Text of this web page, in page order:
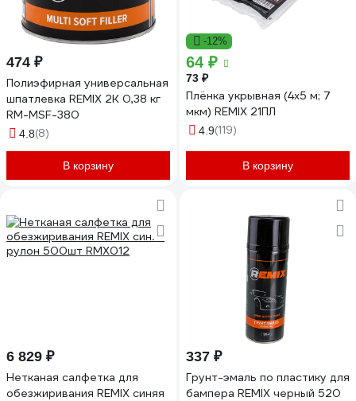
474 ₽
Полиэфирная универсальная
шпатлевка REMIX 2К 0,38 кг
RM-MSF-380
4.8(8)
В корзину
-12%
64 ₽
73 ₽
Плёнка укрывная (4х5 м; 7
мкм) REMIX 21ПЛ
4.9(119)
В корзину
6 829 ₽
Нетканая салфетка для
обезжиривания REMIX синяя
337 ₽
Грунт-эмаль по пластику для
бампера REMIX черный 520